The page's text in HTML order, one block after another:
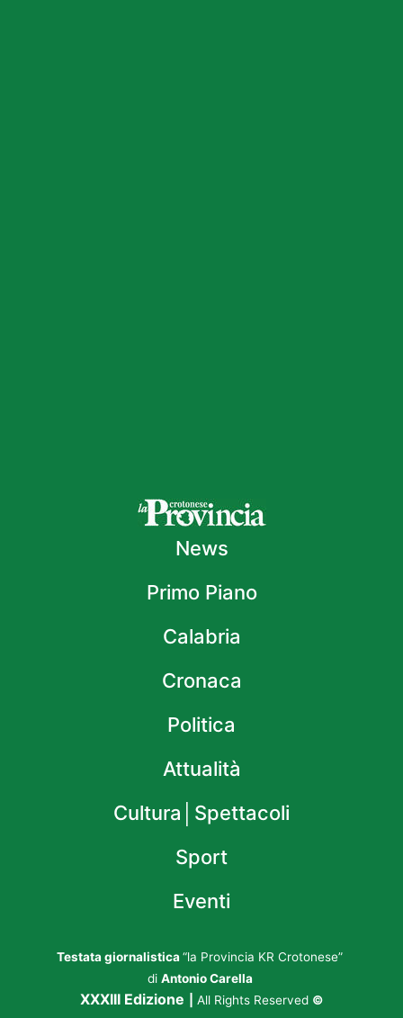
News
Primo Piano
Calabria
Cronaca
Politica
Attualità
Cultura│Spettacoli
Sport
Eventi
Testata giornalistica “la Provincia KR Crotonese”
di Antonio Carella
XXXIII Edizione All Rights Reserved ©